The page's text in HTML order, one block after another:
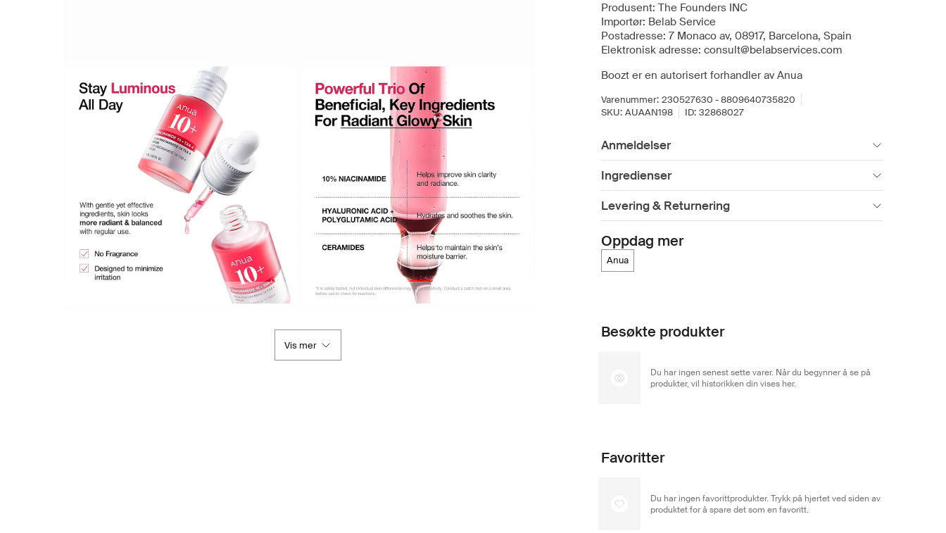
Vis mer
Produsent: The Founders INC
Importør: Belab Service
Postadresse: 7 Monaco av, 08917, Barcelona, Spain
Elektronisk adresse: consult@belabservices.com
Boozt er en autorisert forhandler av Anua
Varenummer: 230527630 - 8809640735820
SKU: AUAAN198 ID: 32868027
Anmeldelser
Ingredienser
Levering & Returnering
Oppdag mer
anua
Besøkte produkter
Du har ingen senest sette varer. Når du begynner å se på
produkter, vil historikken din vises her.
Favoritter
Du har ingen favorittprodukter. Trykk på hjertet ved siden av
produktet for å spare det som en favoritt.